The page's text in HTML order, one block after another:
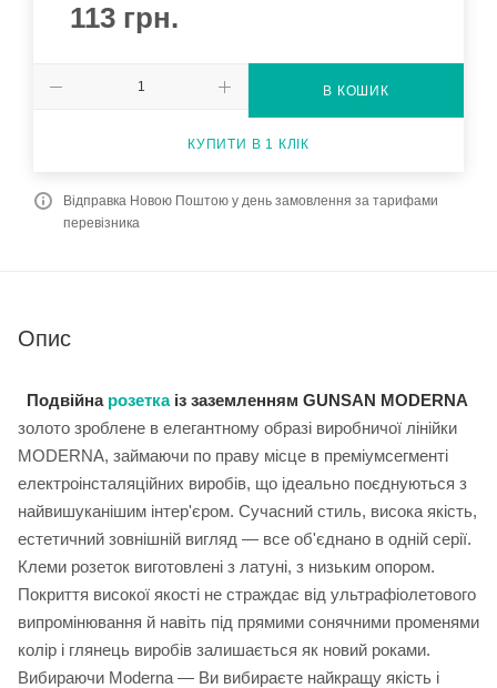
113 грн.
В КОШИК
КУПИТИ В 1 КЛІК
Відправка Новою Поштою у день замовлення за тарифами
перевізника
Опис
Подвійна розеткаіз заземленням GUNSAN MODERNA
золото зроблене в елегантному образі виробничої лінійки
MODERNA, займаючи по праву місце в преміумсегменті
електроінсталяційних виробів, що ідеально поєднуються з
найвишуканішим інтер'єром. Сучасний стиль, висока якість,
естетичний зовнішній вигляд — все об'єднано в одній серії.
Клеми розеток виготовлені з латуні, з низьким опором.
Покриття високої якості не страждає від ультрафіолетового
випромінювання й навіть під прямими сонячними променями
колір і глянець виробів залишається як новий роками.
Вибираючи Moderna — Ви вибираєте найкращу якість і